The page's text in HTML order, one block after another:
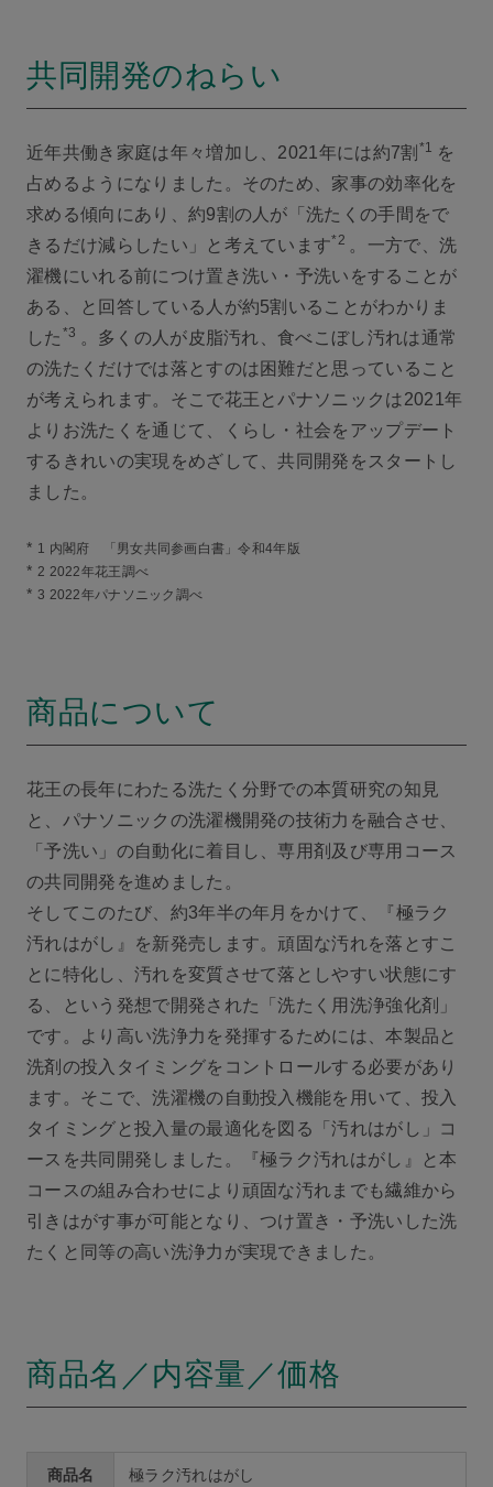
共同開発のねらい
近年共働き家庭は年々増加し、2021年には約7割 *1 を
占めるようになりました。そのため、家事の効率化を
求める傾向にあり、約9割の人が「洗たくの手間をで
きるだけ減らしたい」と考えています*2 。一方で、洗
濯機にいれる前につけ置き洗い・予洗いをすることが
ある、と回答している人が約5割いることがわかりま
した *3 。多くの人が皮脂汚れ、食べこぼし汚れは通常
の洗たくだけでは落とすのは困難だと思っていること
が考えられます。そこで花王とパナソニックは2021年
よりお洗たくを通じて、くらし・社会をアップデート
するきれいの実現をめざして、共同開発をスタートし
ました。
* 1 内閣府 「男女共同参画白書」令和4年版
* 2 2022年花王調べ
* 3 2022年パナソニック調べ
商品について
花王の長年にわたる洗たく分野での本質研究の知見
と、パナソニックの洗濯機開発の技術力を融合させ、
「予洗い」の自動化に着目し、専用剤及び専用コース
の共同開発を進めました。
そしてこのたび、約3年半の年月をかけて、
『極ラク
汚れはがし』
を新発売します。頑固な汚れを落とすこ
とに特化し、汚れを変質させて落としやすい状態にす
る、という発想で開発された「洗たく用洗浄強化剤」
です。より高い洗浄力を発揮するためには、本製品と
洗剤の投入タイミングをコントロールする必要があり
ます。そこで、洗濯機の自動投入機能を用いて、投入
タイミングと投入量の最適化を図る「汚れはがし」コ
ースを共同開発しました。『極ラク汚れはがし』と本
コースの組み合わせにより頑固な汚れまでも繊維から
引きはがす事が可能となり、つけ置き・予洗いした洗
たくと同等の高い洗浄力が実現できました。
商品名／内容量／価格
商品名 極ラク汚れはがし